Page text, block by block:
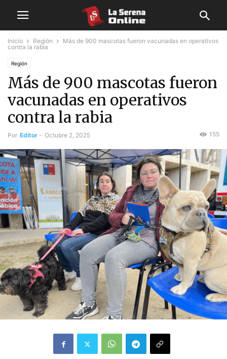
Inicio Región
Más de 900 mascotas fueron vacunadas en operativos
contra la rabia
Región
Más de 900 mascotas fueron
vacunadas en operativos
contra la rabia
Por Editor - Octubre 2, 2025 155